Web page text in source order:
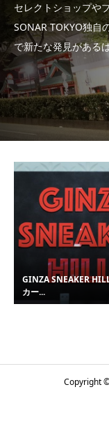
セレクトショップや
SONAR TOKYO独自
で新たな発見がある
GINZA SNEAKER
カー...
Copyright